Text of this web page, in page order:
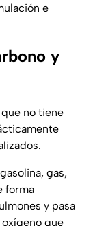
e
y
no tiene
gas,
forma
y pasa
que